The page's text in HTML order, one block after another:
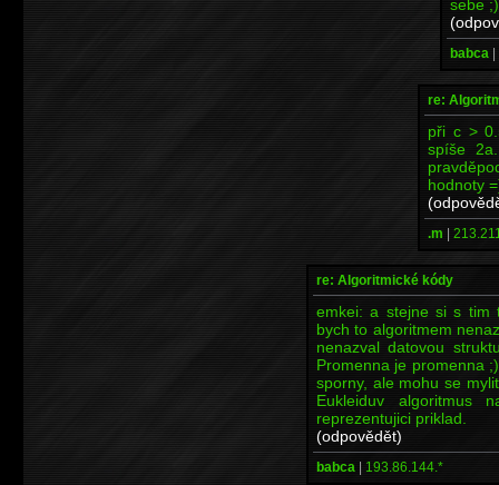
sebe ;)
babca |
re:
při c >
spíše
hodnoty
.m |
re: Algoritmické kódy
emkei: a stejne si s tim
bych to algoritmem
nenazval datovou
Promenna je promenna
sporny, ale mohu se
Eukleiduv
reprezentujici priklad.
(odpovědět)
babca | 193.86.144.*